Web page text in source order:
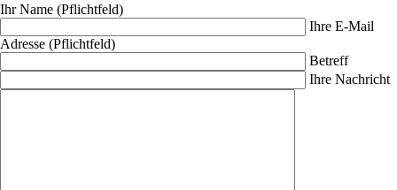
Ihr Name (Pflichtfeld)
Ihre E-Mail
Adresse (Pflichtfeld)
Betreff
Ihre Nachricht